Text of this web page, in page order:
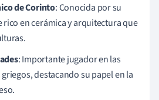
de Corinto: Conocida por su
en cerámica y arquitectura que
: Importante jugador en las
destacando su papel en la